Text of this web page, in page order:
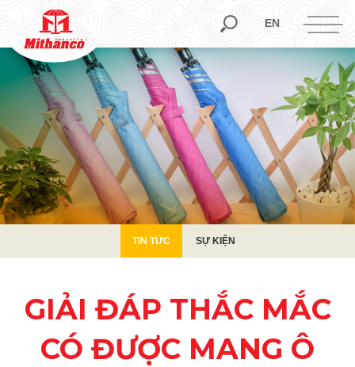
EN
SỰ KIỆN
TIN TỨC SỰ KIỆN
GIẢI ĐÁP THẮC MẮC
CÓ ĐƯỢC MANG Ô